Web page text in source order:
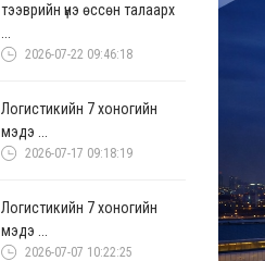
тээврийн үнэ өссөн талаарх
2026-07-22 09:46:18
Логистикийн 7 хоногийн
мэдэ ...
2026-07-17 09:18:19
Логистикийн 7 хоногийн
мэдэ ...
2026-07-07 10:22:25